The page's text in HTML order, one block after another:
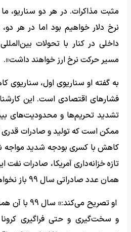
مثبت مذاکرات. در هر دو سناریو،
نرخ دلار خواهیم بود اما در هر
داخلی در کنار با تحولات
مسیر حرکت نرخ ارز خواهند داشت».
به گفته او سناریوی اول،
فشارهای اقتصادی است. این
تشدید تحریم‌ها و محدودیت‌های
ممکن است که تولید و صادرات قدری
کاهش با کسری بودجه شدید مواجه
تازه خزانه‌داری آمریکا، صادرات نفت
همان عدد صادراتی سال 99 باز نخواهد گشت.
او تصریح
و سخت‌گیری و حتی فراگیری